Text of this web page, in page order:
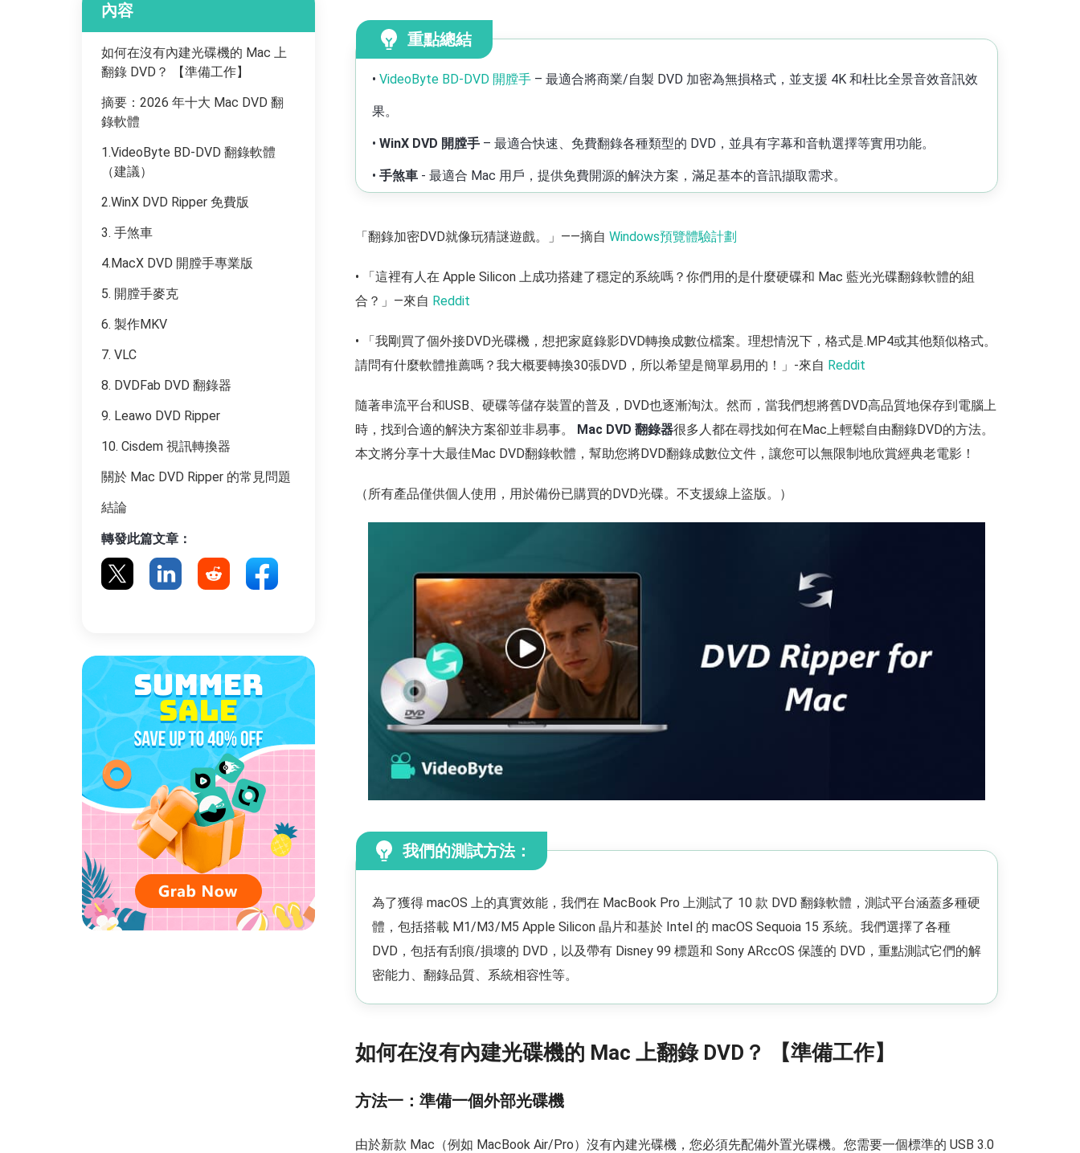
內容
如何在沒有內建光碟機的 Mac 上
翻錄 DVD？ 【準備工作】
摘要：2026 年十大 Mac DVD 翻
錄軟體
1.VideoByte BD-DVD 翻錄軟體
（建議）
2.WinX DVD Ripper 免費版
3. 手煞車
4.MacX DVD 開膛手專業版
5. 開膛手麥克
6. 製作MKV
7. VLC
8. DVDFab DVD 翻錄器
9. Leawo DVD Ripper
10. Cisdem 視訊轉換器
關於 Mac DVD Ripper 的常見問題
結論
轉發此篇文章：
重點總結
• VideoByte BD-DVD 開膛手 – 最適合將商業/自製 DVD 加密為無損格式，並支援 4K 和杜比全景音效音訊效
果。
• WinX DVD 開膛手 – 最適合快速、免費翻錄各種類型的 DVD，並具有字幕和音軌選擇等實用功能。
• 手煞車 - 最適合 Mac 用戶，提供免費開源的解決方案，滿足基本的音訊擷取需求。
「翻錄加密DVD就像玩猜謎遊戲。」——摘自 Windows預覽體驗計劃
• 「這裡有人在 Apple Silicon 上成功搭建了穩定的系統嗎？你們用的是什麼硬碟和 Mac 藍光光碟翻錄軟體的組
合？」—來自 Reddit
• 「我剛買了個外接DVD光碟機，想把家庭錄影DVD轉換成數位檔案。理想情況下，格式是.MP4或其他類似格式。
請問有什麼軟體推薦嗎？我大概要轉換30張DVD，所以希望是簡單易用的！」-來自 Reddit
隨著串流平台和USB、硬碟等儲存裝置的普及，DVD也逐漸淘汰。然而，當我們想將舊DVD高品質地保存到電腦上
時，找到合適的解決方案卻並非易事。 Mac DVD 翻錄器很多人都在尋找如何在Mac上輕鬆自由翻錄DVD的方法。
本文將分享十大最佳Mac DVD翻錄軟體，幫助您將DVD翻錄成數位文件，讓您可以無限制地欣賞經典老電影！
（所有產品僅供個人使用，用於備份已購買的DVD光碟。不支援線上盜版。）
我們的測試方法：
為了獲得 macOS 上的真實效能，我們在 MacBook Pro 上測試了 10 款 DVD 翻錄軟體，測試平台涵蓋多種硬
體，包括搭載 M1/M3/M5 Apple Silicon 晶片和基於 Intel 的 macOS Sequoia 15 系統。我們選擇了各種
DVD，包括有刮痕/損壞的 DVD，以及帶有 Disney 99 標題和 Sony ARccOS 保護的 DVD，重點測試它們的解
密能力、翻錄品質、系統相容性等。
如何在沒有內建光碟機的 Mac 上翻錄 DVD？ 【準備工作】
方法一：準備一個外部光碟機
由於新款 Mac（例如 MacBook Air/Pro）沒有內建光碟機，您必須先配備外置光碟機。您需要一個標準的 USB 3.0